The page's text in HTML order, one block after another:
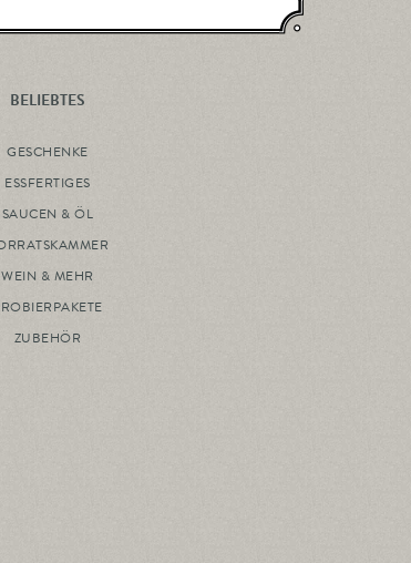
BELIEBTES
GESCHENKE
ESSFERTIGES
SAUCEN & ÖL
WEIN & MEHR
ZUBEHÖR